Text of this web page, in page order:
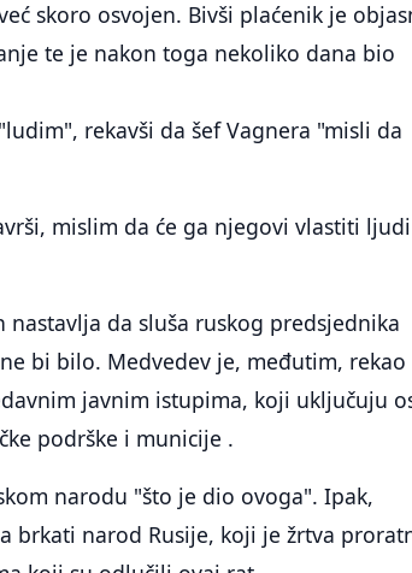
skoro osvojen. Bivši plaćenik je
te je nakon toga nekoliko dana bio
rekavši da šef Vagnera "misli da
mislim da će ga njegovi vlastiti ljudi
da sluša ruskog predsjednika
bi bilo. Medvedev je, međutim, rekao
javnim istupima, koji uključuju
podrške i municije .
narodu "što je dio ovoga". Ipak,
brkati narod Rusije, koji je žrtva